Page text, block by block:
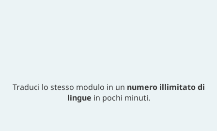
Traduci lo stesso modulo in un numero illimitato di
lingue in pochi minuti.